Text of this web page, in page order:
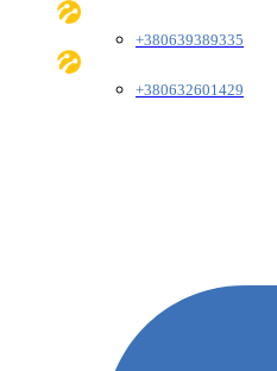
+380639389335
+380632601429